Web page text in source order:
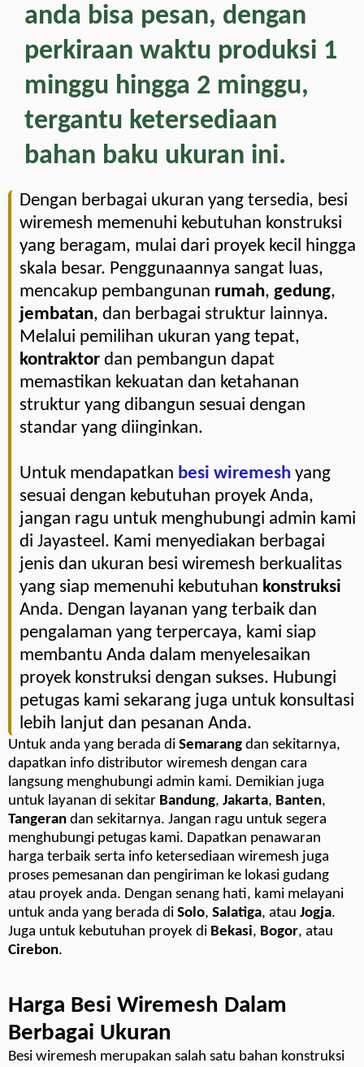
anda bisa pesan, dengan
perkiraan waktu produksi 1
minggu hingga 2 minggu,
tergantu ketersediaan
bahan baku ukuran ini.
Dengan berbagai ukuran yang tersedia, besi
wiremesh memenuhi kebutuhan konstruksi
yang beragam, mulai dari proyek kecil hingga
skala besar. Penggunaannya sangat luas,
mencakup pembangunan rumah, gedung,
jembatan, dan berbagai struktur lainnya.
Melalui pemilihan ukuran yang tepat,
kontraktor dan pembangun dapat
memastikan kekuatan dan ketahanan
struktur yang dibangun sesuai dengan
standar yang diinginkan.
Untuk mendapatkan besi wiremesh yang
sesuai dengan kebutuhan proyek Anda,
jangan ragu untuk menghubungi admin kami
di Jayasteel. Kami menyediakan berbagai
jenis dan ukuran besi wiremesh berkualitas
yang siap memenuhi kebutuhan konstruksi
Anda. Dengan layanan yang terbaik dan
pengalaman yang terpercaya, kami siap
membantu Anda dalam menyelesaikan
proyek konstruksi dengan sukses. Hubungi
petugas kami sekarang juga untuk konsultasi
lebih lanjut dan pesanan Anda.
Untuk anda yang berada di Semarang dan sekitarnya,
dapatkan info distributor wiremesh dengan cara
langsung menghubungi admin kami. Demikian juga
untuk layanan di sekitar Bandung, Jakarta, Banten,
Tangeran dan sekitarnya. Jangan ragu untuk segera
menghubungi petugas kami. Dapatkan penawaran
harga terbaik serta info ketersediaan wiremesh juga
proses pemesanan dan pengiriman ke lokasi gudang
atau proyek anda. Dengan senang hati, kami melayani
untuk anda yang berada di Solo, Salatiga, atau Jogja.
Juga untuk kebutuhan proyek di Bekasi, Bogor, atau
Cirebon.
Harga Besi Wiremesh Dalam
Berbagai Ukuran
Besi wiremesh merupakan salah satu bahan konstruksi